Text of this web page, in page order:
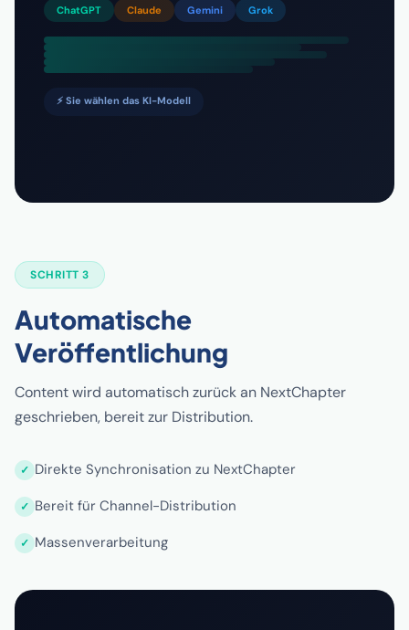
ChatGPT Claude Gemini Grok
⚡ Sie wählen das KI-Modell
SCHRITT 3
Automatische
Veröffentlichung
Content wird automatisch zurück an NextChapter
geschrieben, bereit zur Distribution.
Direkte Synchronisation zu NextChapter
Bereit für Channel-Distribution
Massenverarbeitung